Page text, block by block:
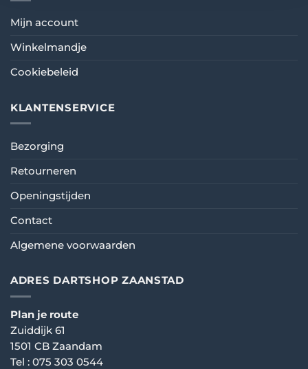
Mijn account
Winkelmandje
Cookiebeleid
KLANTENSERVICE
Bezorging
Retourneren
Openingstijden
Contact
Algemene voorwaarden
ADRES DARTSHOP ZAANSTAD
Plan je route
Zuiddijk 61
1501 CB Zaandam
Tel : 075 303 0544